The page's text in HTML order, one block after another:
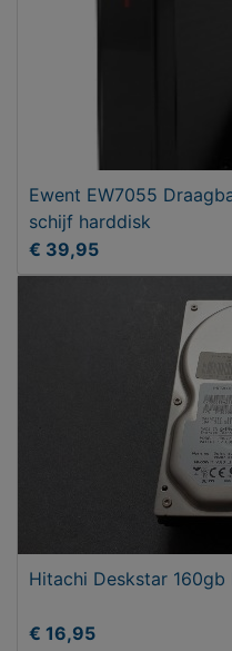
Ewent EW7055
schijf harddisk
€ 39,95
Hitachi Deskstar 160gb
€ 16,95